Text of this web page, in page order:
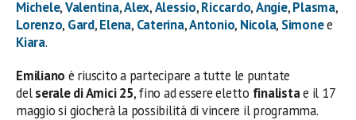
Michele,Valentina,Alex,Alessio,Riccardo,Angie,Plasma,
Lorenzo, Gard,Elena, Caterina,Antonio, Nicola, Simonee
Kiara.
Emiliano è riuscito a partecipare a tutte le puntate
delserale di Amici 25, fino ad essere eletto finalistae il 17
maggio si giocherà la possibilità di vincere il programma.